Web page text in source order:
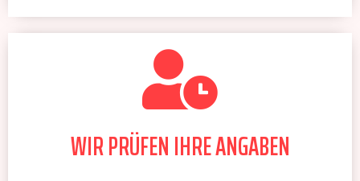
WIR PRÜFEN IHRE ANGABEN